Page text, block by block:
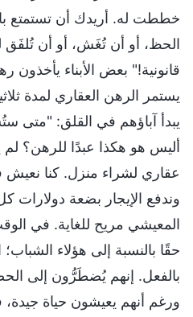
خططت له. أريدك أن تستمتع
الحظ، أو أن تُغَش، أو أن
قانونية!" بعض الأبناء يأخذون
يستمر الرهن العقاري لمدة
يبدأ آباؤهم في القلق: "متى
أليس هو هكذا عبدًا للرهن؟ لم
عقاري لشراء منزل. كنا
وندفع الإيجار بضعة دولارات
المعيشي مريح للغاية. في
حقًا بالنسبة إلى هؤلاء
بالفعل. إنهم يُضطَرُّون إلى
ورغم أنهم يعيشون حياة